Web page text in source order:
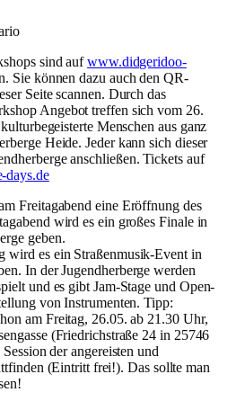
sind aufwww.didgeridoo-
Sie können dazu auch den QR-
Seite scannen. Durch das
Angebot treffen sich vom 26.
Menschen aus ganz
Heide. Jeder kann sich dieser
anschließen. Tickets auf
days.de
Freitagabend eine Eröffnung des
wird es ein großes Finale in
geben.
wird es ein Straßenmusik-Event in
In der Jugendherberge werden
und es gibt Jam-Stage und Open-
von Instrumenten. Tipp:
am Freitag, 26.05. ab 21.30 Uhr,
(Friedrichstraße 24 in 25746
der angereisten und
(Eintritt frei!). Das sollte man